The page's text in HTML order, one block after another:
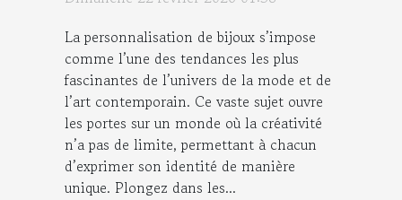
La personnalisation de bijoux s’impose
comme l’une des tendances les plus
fascinantes de l’univers de la mode et de
l’art contemporain. Ce vaste sujet ouvre
les portes sur un monde où la créativité
n’a pas de limite, permettant à chacun
d’exprimer son identité de manière
unique. Plongez dans les...